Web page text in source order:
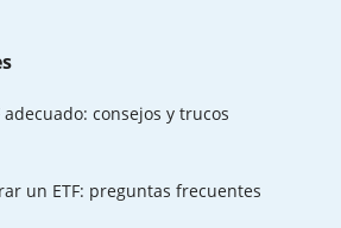
adecuado: consejos y trucos
un ETF: preguntas frecuentes